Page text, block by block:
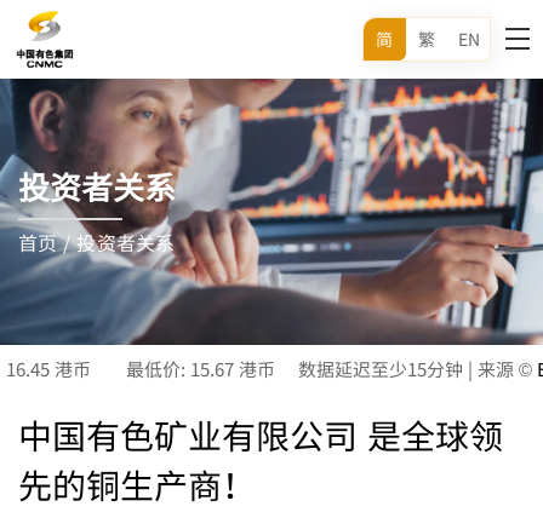
EN
繁
简
投资者关系
首页 / 投资者关系
中国有色矿业有限公司 是全球领
先的铜生产商！